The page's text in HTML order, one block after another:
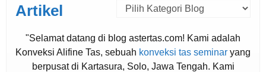
Artikel
"Selamat datang di blog astertas.com! Kami adalah
Konveksi Alifine Tas, sebuah konveksi tas seminar yang
berpusat di Kartasura, Solo, Jawa Tengah. Kami